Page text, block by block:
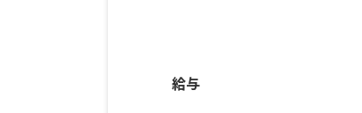
給与